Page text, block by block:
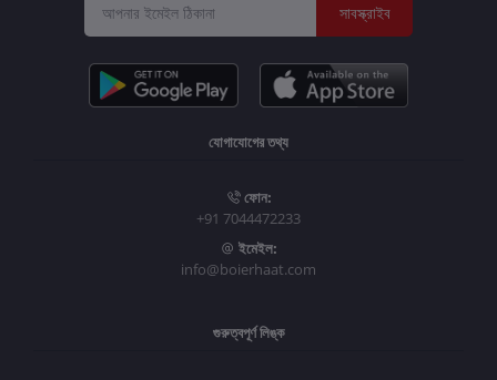
সাবস্ক্রাইব
যোগাযোগের তথ্য
ফোন:
+91 7044472233
ইমেইল:
info@boierhaat.com
গুরুত্বপূর্ণ লিঙ্ক